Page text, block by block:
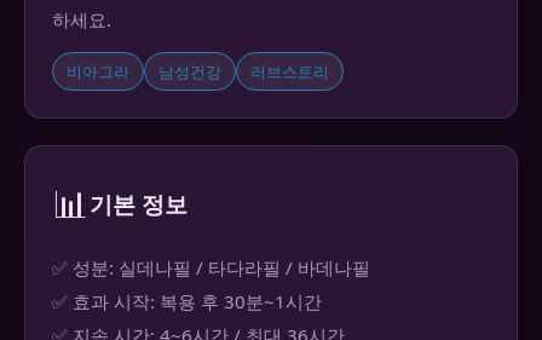
하세요.
비아그라 남성건강 러브스토리
📊기본 정보
✅ 성분: 실데나필 / 타다라필 / 바데나필
✅ 효과 시작: 복용 후 30분~1시간